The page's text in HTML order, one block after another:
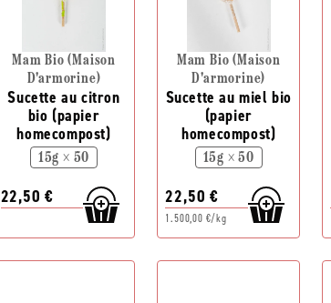
Mam Bio (Maison
D'armorine)
Sucette au citron
bio (papier
homecompost)
15g × 50
22,50 €
Mam Bio (Maison
D'armorine)
Sucette au miel bio
(papier
homecompost)
15g × 50
22,50 €
1.500,00 €/kg